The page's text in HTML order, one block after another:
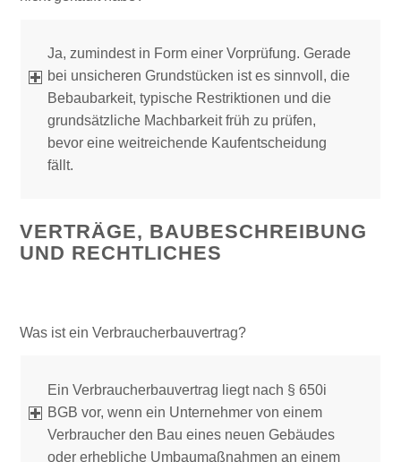
Ja, zumindest in Form einer Vorprüfung. Gerade
bei unsicheren Grundstücken ist es sinnvoll, die
Bebaubarkeit, typische Restriktionen und die
grundsätzliche Machbarkeit früh zu prüfen,
bevor eine weitreichende Kaufentscheidung
fällt.
VERTRÄGE, BAUBESCHREIBUNG
UND RECHTLICHES
Was ist ein Verbraucherbauvertrag?
Ein Verbraucherbauvertrag liegt nach § 650i
BGB vor, wenn ein Unternehmer von einem
Verbraucher den Bau eines neuen Gebäudes
oder erhebliche Umbaumaßnahmen an einem